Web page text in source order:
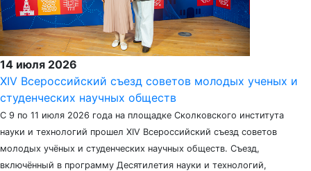
14 июля 2026
XIV Всероссийский съезд советов молодых ученых и
студенческих научных обществ
С 9 по 11 июля 2026 года на площадке Сколковского института
науки и технологий прошел XIV Всероссийский съезд советов
молодых учёных и студенческих научных обществ. Съезд,
включённый в программу Десятилетия науки и технологий,